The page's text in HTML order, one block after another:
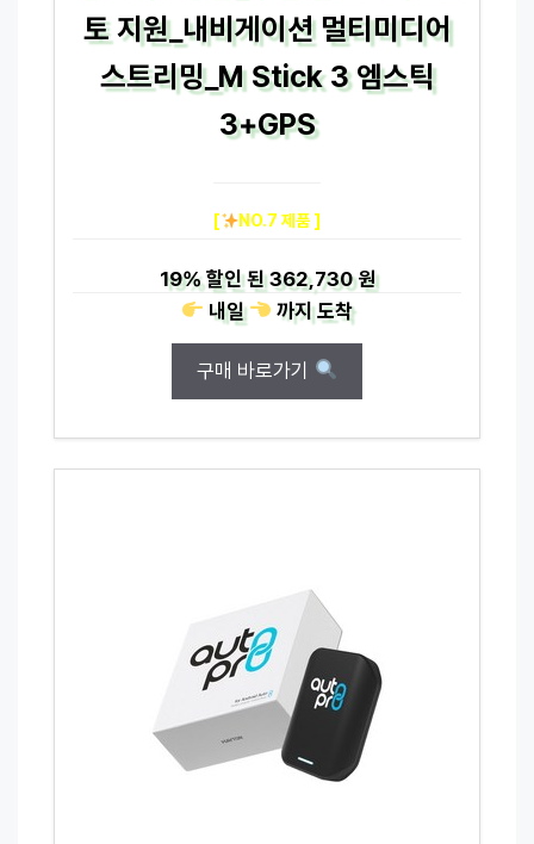
토 지원_내비게이션 멀티미디어
스트리밍_M Stick 3 엠스틱
3+GPS
[ NO.7 제품 ]
19%할인 된362,730 원
내일
까지도착
구매 바로가기